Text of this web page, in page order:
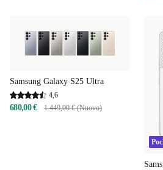
Samsung Galaxy S25 Ultra
4,6
680,00 € 1.449,00 € (Nuovo)